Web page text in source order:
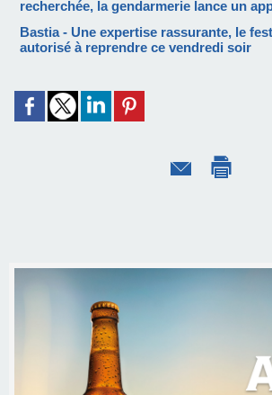
recherchée, la gendarmerie lance un
Bastia - Une expertise rassurante, le
autorisé à reprendre ce vendredi soir